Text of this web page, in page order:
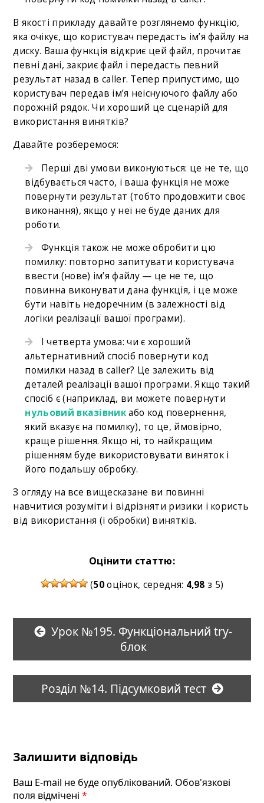
В якості прикладу давайте розглянемо функцію,
яка очікує, що користувач передасть ім’я файлу на
диску. Ваша функція відкриє цей файл, прочитає
певні дані, закриє файл і передасть певний
результат назад в caller. Тепер припустимо, що
користувач передав ім’я неіснуючого файлу або
порожній рядок. Чи хороший це сценарій для
використання винятків?
Давайте розберемося:
Перші дві умови виконуються: це не те, що
відбувається часто, і ваша функція не може
повернути результат (тобто продовжити своє
виконання), якщо у неї не буде даних для
роботи.
Функція також не може обробити цю
помилку: повторно запитувати користувача
ввести (нове) ім’я файлу — це не те, що
повинна виконувати дана функція, і це може
бути навіть недоречним (в залежності від
логіки реалізації вашої програми).
І четверта умова: чи є хороший
альтернативний спосіб повернути код
помилки назад в caller? Це залежить від
деталей реалізації вашої програми. Якщо такий
спосіб є (наприклад, ви можете повернути
нульовий вказівникабо код повернення,
який вказує на помилку), то це, ймовірно,
краще рішення. Якщо ні, то найкращим
рішенням буде використовувати виняток і
його подальшу обробку.
З огляду на все вищесказане ви повинні
навчитися розуміти і відрізняти ризики і користь
від використання (і обробки) винятків.
Оцінити статтю:
(50оцінок, середня: 4,98 з 5)
Урок №195. Функціональний try-
блок
Розділ №14. Підсумковий тест
Залишити відповідь
Ваш E-mail не буде опублікований. Обов'язкові
поля відмічені*